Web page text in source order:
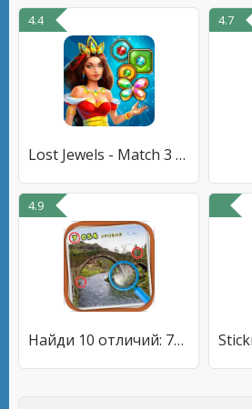
4.4
Lost Jewels - Match 3 Puzzle
4.7
4.9
Найди 10 отличий: 7054 уровня